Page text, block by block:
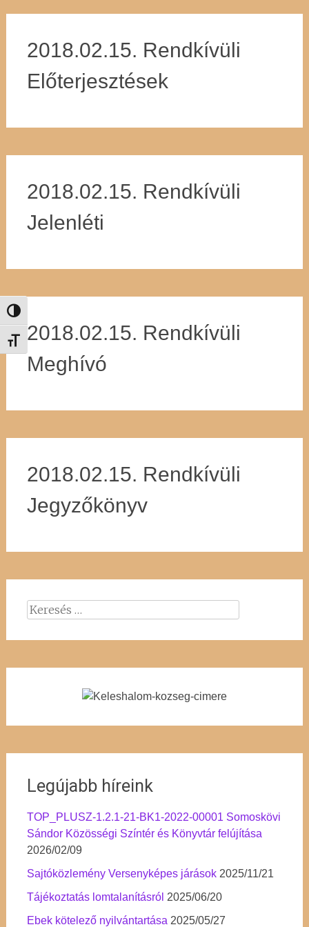
Nagy kontraszt váltása
Betűméret váltása
2018.02.15. Rendkívüli
Előterjesztések
2018.02.15. Rendkívüli
Jelenléti
2018.02.15. Rendkívüli
Meghívó
2018.02.15. Rendkívüli
Jegyzőkönyv
Keresés:
Legújabb híreink
TOP_PLUSZ-1.2.1-21-BK1-2022-00001 Somoskövi
Sándor Közösségi Színtér és Könyvtár felújítása
2026/02/09
Sajtóközlemény Versenyképes járások 2025/11/21
Tájékoztatás lomtalanításról 2025/06/20
Ebek kötelező nyilvántartása 2025/05/27